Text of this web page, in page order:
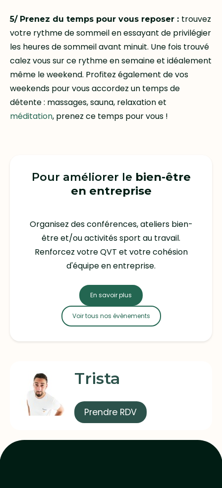
5/ Prenez du temps pour vous reposer : trouvez
votre rythme de sommeil en essayant de privilégier
les heures de sommeil avant minuit. Une fois trouvé
calez vous sur ce rythme en semaine et idéalement
même le weekend. Profitez également de vos
weekends pour vous accordez un temps de
détente : massages, sauna, relaxation et
méditation, prenez ce temps pour vous !
Pour améliorer le bien-être
en entreprise
Organisez des conférences, ateliers bien-
être et/ou activités sport au travail.
Renforcez votre QVT et votre cohésion
d'équipe en entreprise.
En savoir plus
Voir tous nos évènements
Trista
Prendre RDV